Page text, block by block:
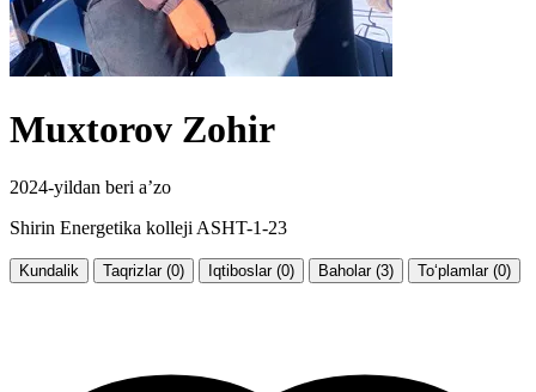
Muxtorov Zohir
2024-yildan beri a’zo
Shirin Energetika kolleji ASHT-1-23
Kundalik Taqrizlar (0) Iqtiboslar (0) Baholar (3) To‘plamlar (0)